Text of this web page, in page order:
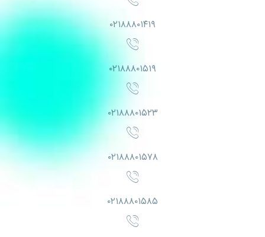
۰۲۱۸۸۸۰۱۴۱۹
۰۲۱۸۸۸۰۱۵۱۹
۰۲۱۸۸۸۰۱۵۲۳
۰۲۱۸۸۸۰۱۵۷۸
۰۲۱۸۸۸۰۱۵۸۵